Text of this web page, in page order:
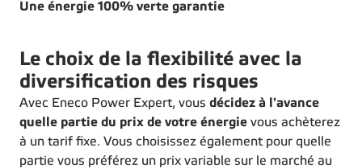
Une énergie 100% verte garantie
Le choix de la flexibilité avec la
diversification des risques
Avec Eneco Power Expert, vous décidez à l'avance
quelle partie du prix de votre énergie vous achèterez
à un tarif fixe. Vous choisissez également pour quelle
partie vous préférez un prix variable sur le marché au